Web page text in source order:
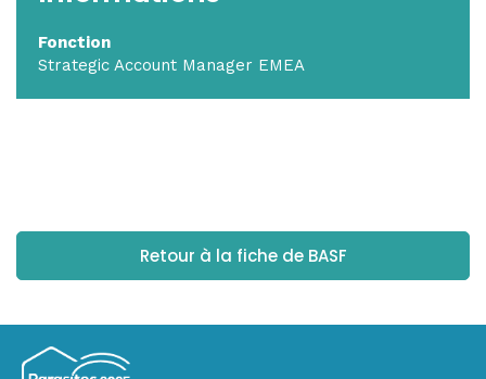
Fonction
Strategic Account Manager EMEA
Retour à la fiche de BASF